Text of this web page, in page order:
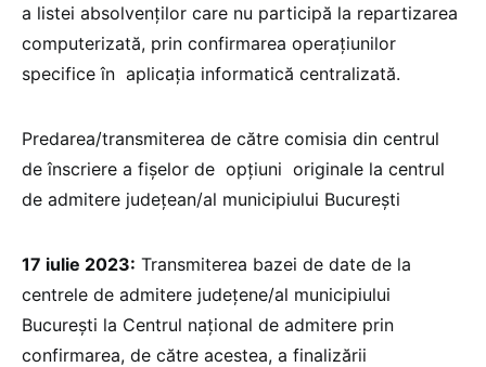
a listei absolvenților care nu participă la repartizarea
computerizată, prin confirmarea operațiunilor
specifice în aplicația informatică centralizată.
Predarea/transmiterea de către comisia din centrul
de înscriere a fișelor de opțiuni originale la centrul
de admitere județean/al municipiului București
17 iulie 2023: Transmiterea bazei de date de la
centrele de admitere județene/al municipiului
București la Centrul național de admitere prin
confirmarea, de către acestea, a finalizării